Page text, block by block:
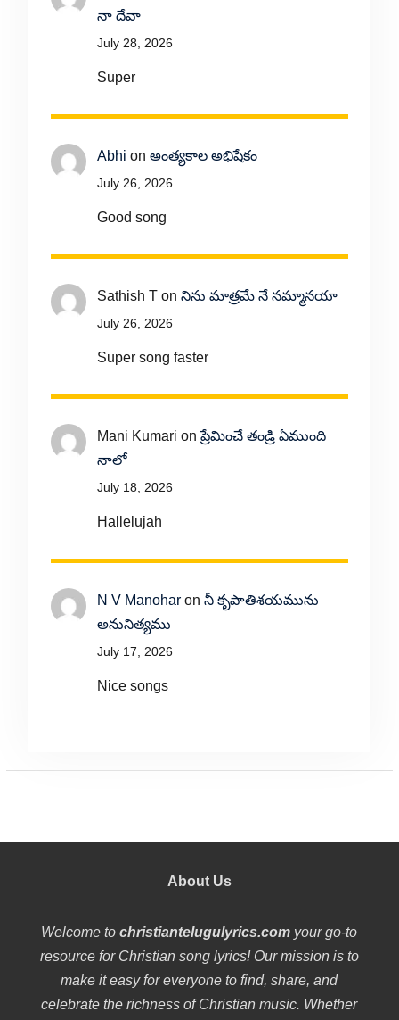
నా దేవా
July 28, 2026
Super
Abhi on అంత్యకాల అభిషేకం
July 26, 2026
Good song
Sathish Ton నిను మాత్రమే నే నమ్మానయా
July 26, 2026
Super song faster
Mani Kumari onప్రేమించే తండ్రి ఏముంది
నాలో
July 18, 2026
Hallelujah
N V Manoharon నీ కృపాతిశయమును
అనునిత్యము
July 17, 2026
Nice songs
About Us
Welcome tochristiantelugulyrics.com your go-to
resource for Christian song lyrics! Our mission is to
make it easy for everyone to find, share, and
celebrate the richness of Christian music. Whether